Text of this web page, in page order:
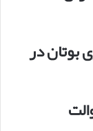
بوتان در